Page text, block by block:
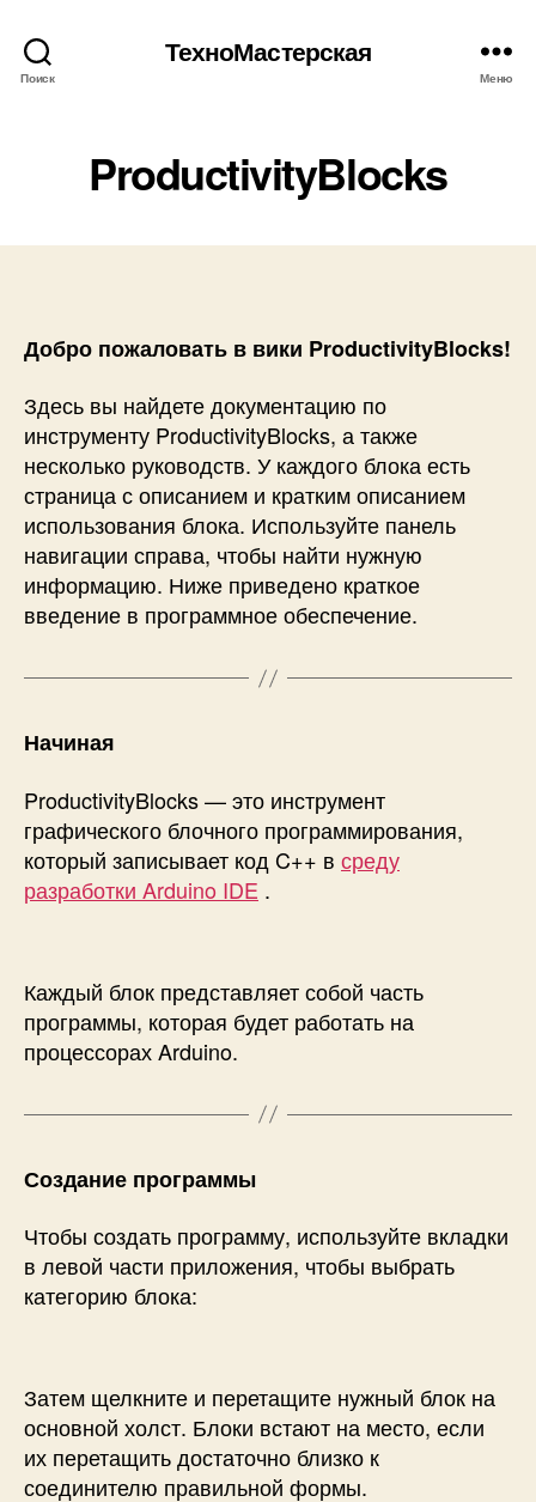
Поиск
ТехноМастерская
Меню
ProductivityBlocks
Добро пожаловать в вики ProductivityBlocks!
Здесь вы найдете документацию по
инструменту ProductivityBlocks, а также
несколько руководств. У каждого блока есть
страница с описанием и кратким описанием
использования блока. Используйте панель
навигации справа, чтобы найти нужную
информацию. Ниже приведено краткое
введение в программное обеспечение.
Начиная
ProductivityBlocks — это инструмент
графического блочного программирования,
который записывает код C++ в среду
разработки Arduino IDE .
Каждый блок представляет собой часть
программы, которая будет работать на
процессорах Arduino.
Создание программы
Чтобы создать программу, используйте вкладки
в левой части приложения, чтобы выбрать
категорию блока:
Затем щелкните и перетащите нужный блок на
основной холст. Блоки встают на место, если
их перетащить достаточно близко к
соединителю правильной формы.